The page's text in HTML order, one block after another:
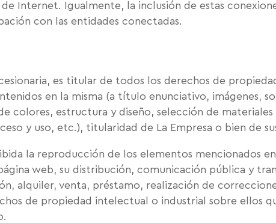
Internet. Igualmente, la inclusión de estas
con las entidades conectadas.
es titular de todos los derechos de
en la misma (a título enunciativo, imágenes,
colores, estructura y diseño, selección de
y uso, etc.), titularidad de La Empresa o bien de
la reproducción de los elementos mencionados
web, su distribución, comunicación pública y
alquiler, venta, préstamo, realización de
de propiedad intelectual o industrial sobre ellos